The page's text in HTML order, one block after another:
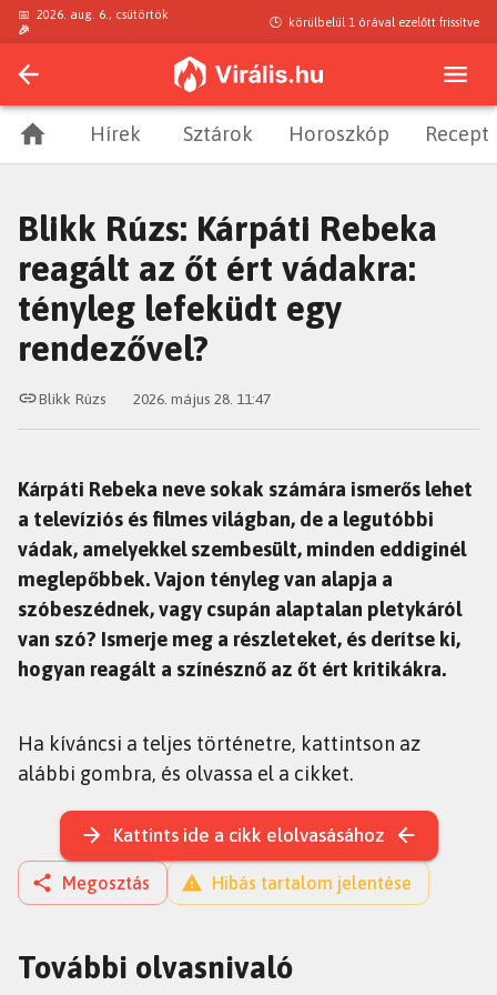
📅 2026. aug. 6., csütörtök
🎉
🕒 körülbelül 1 órával ezelőtt frissítve
Hírek Sztárok Horoszkóp Recept
Blikk Rúzs: Kárpáti Rebeka
reagált az őt ért vádakra:
tényleg lefeküdt egy
rendezővel?
Blikk Rúzs 2026. május 28. 11:47
Kárpáti Rebeka neve sokak számára ismerős lehet
a televíziós és filmes világban, de a legutóbbi
vádak, amelyekkel szembesült, minden eddiginél
meglepőbbek. Vajon tényleg van alapja a
szóbeszédnek, vagy csupán alaptalan pletykáról
van szó? Ismerje meg a részleteket, és derítse ki,
hogyan reagált a színésznő az őt ért kritikákra.
Ha kíváncsi a teljes történetre, kattintson az
alábbi gombra, és olvassa el a cikket.
Kattints ide a cikk elolvasásához
Megosztás Hibás tartalom jelentése
További olvasnivaló